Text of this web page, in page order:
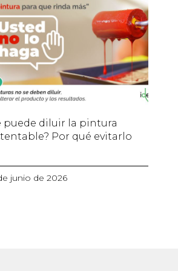
puede diluir la pintura
Por qué evitarlo
junio de 2026